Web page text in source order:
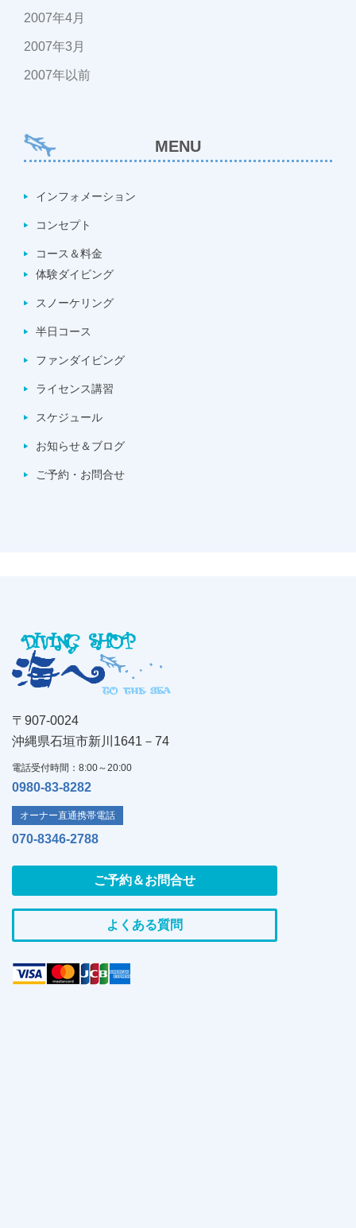
2007年4月
2007年3月
2007年以前
MENU
インフォメーション
コンセプト
コース＆料金
体験ダイビング
スノーケリング
半日コース
ファンダイビング
ライセンス講習
スケジュール
お知らせ＆ブログ
ご予約・お問合せ
〒907-0024
沖縄県石垣市新川1641－74
電話受付時間：8:00～20:00
0980-83-8282
オーナー直通携帯電話
070-8346-2788
ご予約＆お問合せ
よくある質問